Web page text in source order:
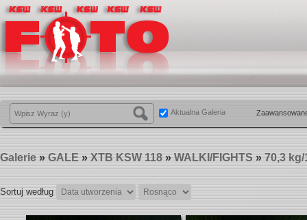
Aktualna Galeria
Galerie » GALE » XTB KSW 118 » WALKI/FIGHTS » 70,3
Sortuj według